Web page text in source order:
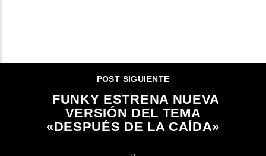
POST SIGUIENTE
FUNKY ESTRENA NUEVA
VERSIÓN DEL TEMA
«DESPUÉS DE LA CAÍDA»